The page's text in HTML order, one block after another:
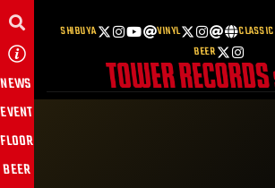
SHIBUYA VINYL
BEER
NEWS
EVENT
FLOOR
BEER